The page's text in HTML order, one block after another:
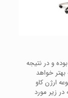
و در نتیجه
خواهد
ارژن کاو
در زیر مورد